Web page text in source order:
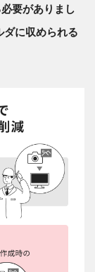
要がありまし
ダに収められる